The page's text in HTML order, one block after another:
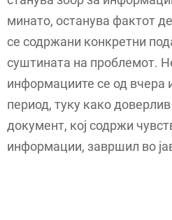
минато, останува фактот
се содржани конкретни
суштината на проблемот.
информациите се од вчера
период, туку како
документ, кој содржи
информации, завршил во